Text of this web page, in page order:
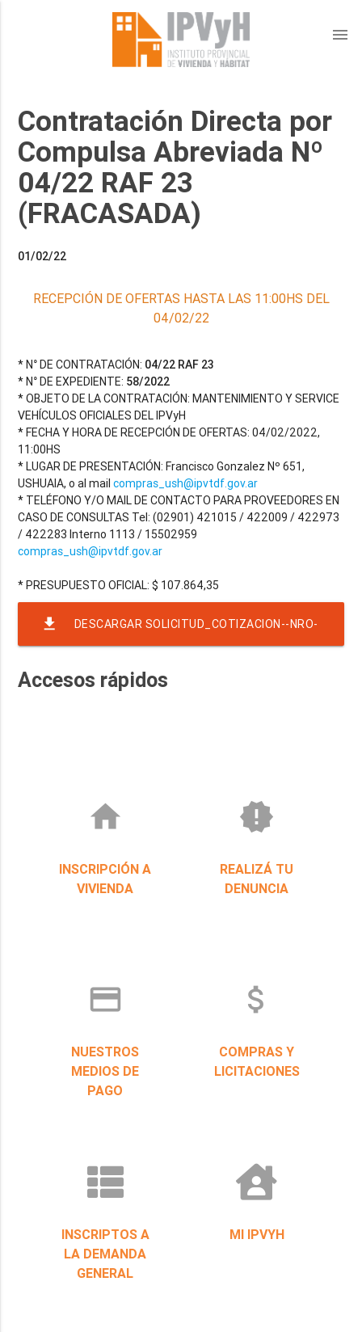
menu
Contratación Directa por
Compulsa Abreviada Nº
04/22 RAF 23
(FRACASADA)
01/02/22
RECEPCIÓN DE OFERTAS HASTA LAS 11:00HS DEL
04/02/22
* N° DE CONTRATACIÓN: 04/22 RAF 23
* N° DE EXPEDIENTE: 58/2022
* OBJETO DE LA CONTRATACIÓN: MANTENIMIENTO Y SERVICE
VEHÍCULOS OFICIALES DEL IPVyH
* FECHA Y HORA DE RECEPCIÓN DE OFERTAS: 04/02/2022,
11:00HS
* LUGAR DE PRESENTACIÓN: Francisco Gonzalez Nº 651,
USHUAIA, o al mailcompras_ush@ipvtdf.gov.ar
* TELÉFONO Y/O MAIL DE CONTACTO PARA PROVEEDORES EN
CASO DE CONSULTAS Tel: (02901) 421015 / 422009 / 422973
/ 422283 Interno 1113 / 15502959
compras_ush@ipvtdf.gov.ar
file_download DESCARGAR SOLICITUD_COTIZACION--NRO-
Accesos rápidos
home
INSCRIPCIÓN A
VIVIENDA
new_releases
REALIZÁ TU
DENUNCIA
credit_card
NUESTROS
MEDIOS DE
PAGO
attach_money
COMPRAS Y
LICITACIONES
INSCRIPTOS A
LA DEMANDA
GENERAL
MI IPVYH